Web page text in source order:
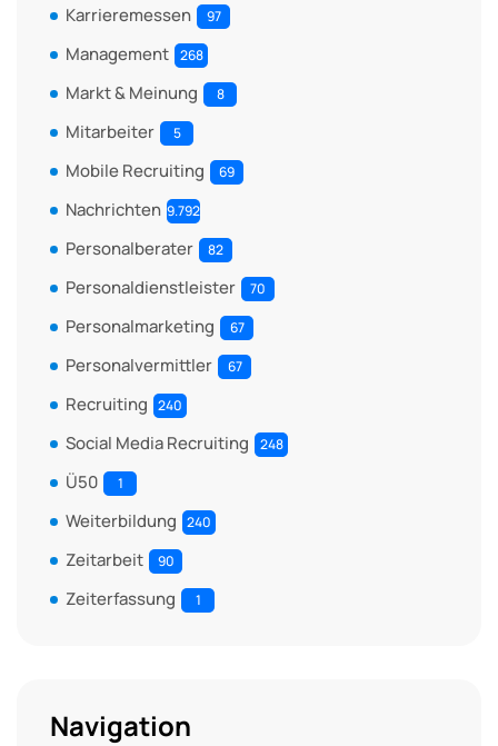
Karrieremessen 97
Management 268
Markt & Meinung 8
Mitarbeiter 5
Mobile Recruiting 69
Nachrichten 9.792
Personalberater 82
Personaldienstleister 70
Personalmarketing 67
Personalvermittler 67
Recruiting 240
Social Media Recruiting 248
Ü50 1
Weiterbildung 240
Zeitarbeit 90
Zeiterfassung 1
Navigation